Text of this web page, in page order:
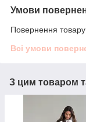
Умови
Повернення
Всі умови
З цим товаром